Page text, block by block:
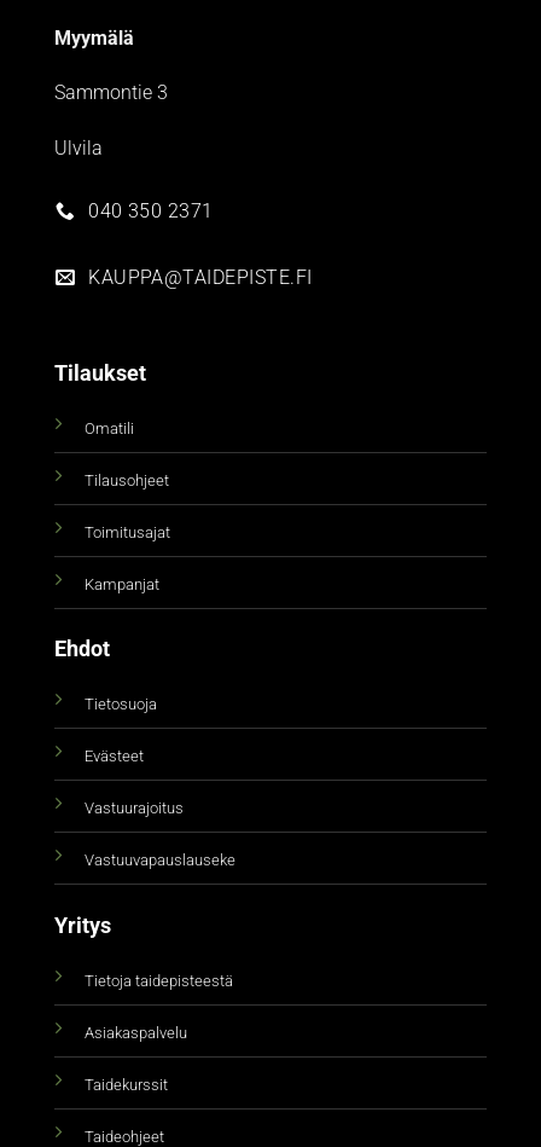
Myymälä
Sammontie 3
Ulvila
040 350 2371
KAUPPA@TAIDEPISTE.FI
Tilaukset
Omatili
Tilausohjeet
Toimitusajat
Kampanjat
Ehdot
Tietosuoja
Evästeet
Vastuurajoitus
Vastuuvapauslauseke
Yritys
Tietoja taidepisteestä
Asiakaspalvelu
Taidekurssit
Taideohjeet